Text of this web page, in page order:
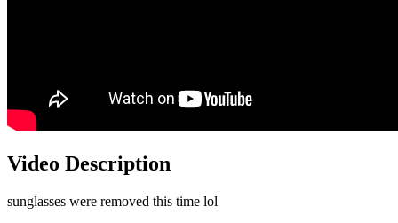
Video Description
sunglasses were removed this time lol